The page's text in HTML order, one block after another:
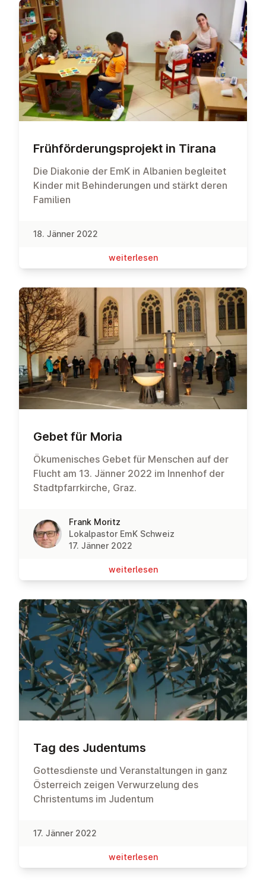
Früh­för­de­rungs­pro­jekt in Tirana
Die Diakonie der EmK in Albanien begleitet
Kinder mit Behinderungen und stärkt deren
Familien
18. Jänner 2022
wei­ter­le­sen
Gebet für Moria
Ökumenisches Gebet für Menschen auf der
Flucht am 13. Jänner 2022 im Innenhof der
Stadtpfarrkirche, Graz.
Frank Moritz
Lokalpastor EmK Schweiz
17. Jänner 2022
wei­ter­le­sen
Tag des Judentums
Gottesdienste und Veranstaltungen in ganz
Österreich zeigen Verwurzelung des
Christentums im Judentum
17. Jänner 2022
wei­ter­le­sen